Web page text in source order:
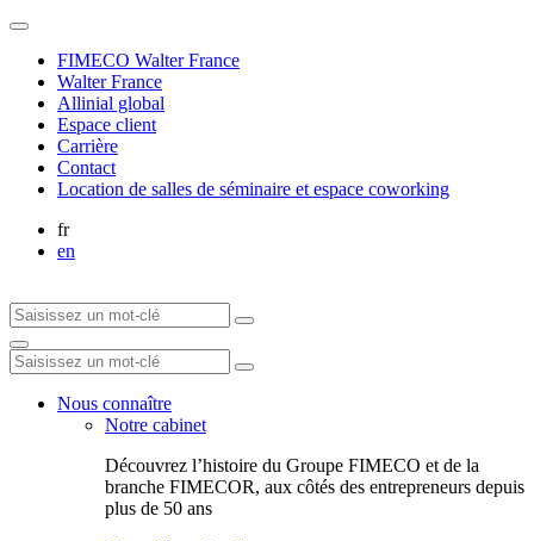
FIMECO Walter France
Walter France
Allinial global
Espace client
Carrière
Contact
Location de salles de séminaire et espace coworking
fr
en
Nous connaître
Notre cabinet
Découvrez l’histoire du Groupe FIMECO et de la
branche FIMECOR, aux côtés des entrepreneurs depuis
plus de 50 ans